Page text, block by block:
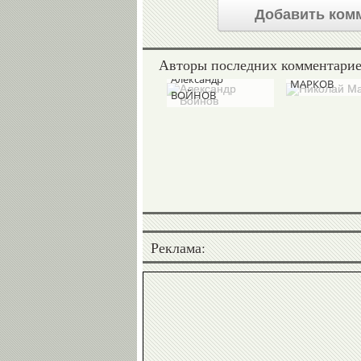
Добавить
Авторы последних
Александр
ВОЙНОВ
Николай
МАРКОВ
Реклама: